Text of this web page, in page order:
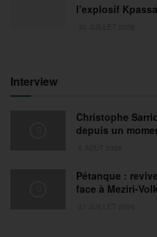
l’explosif
Interview
Christophe
depuis un
Pétanque :
face à Meziri-